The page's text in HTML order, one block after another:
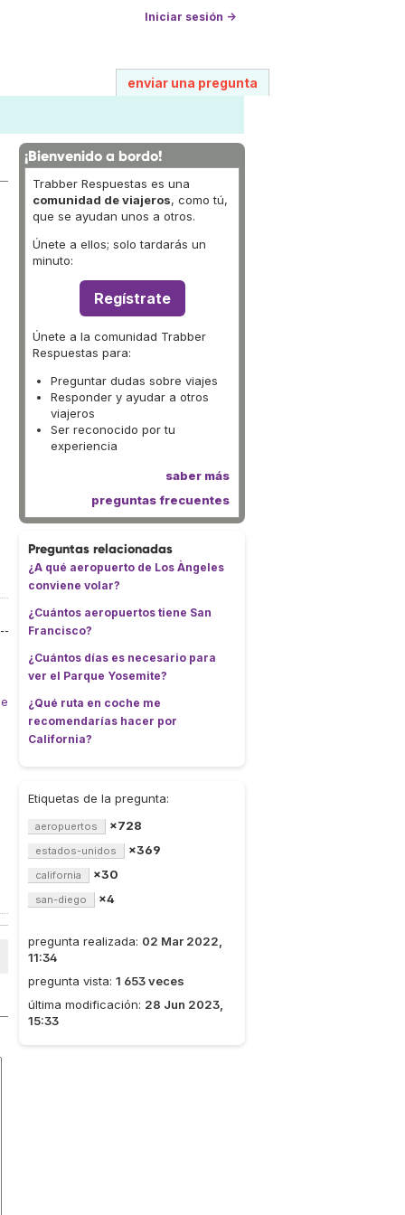
Iniciar sesión →
enviar una pregunta
¡Bienvenido a bordo!
Trabber Respuestas es una
comunidad de viajeros, como tú,
que se ayudan unos a otros.
Únete a ellos; solo tardarás un
minuto:
Regístrate
Únete a la comunidad Trabber
Respuestas para:
Preguntar dudas sobre viajes
Responder y ayudar a otros
viajeros
Ser reconocido por tu
experiencia
saber más
preguntas frecuentes
Preguntas relacionadas
¿A qué aeropuerto de Los Àngeles
conviene volar?
¿Cuántos aeropuertos tiene San
Francisco?
¿Cuántos días es necesario para
ver el Parque Yosemite?
¿Qué ruta en coche me
recomendarías hacer por
California?
Etiquetas de la pregunta:
aeropuertos ×728
estados-unidos ×369
california ×30
san-diego ×4
pregunta realizada: 02 Mar 2022,
11:34
pregunta vista: 1 653 veces
última modificación: 28 Jun 2023,
15:33